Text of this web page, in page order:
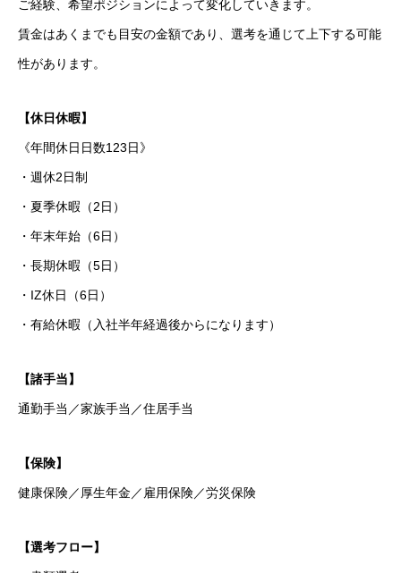
ご経験、希望ポジションによって変化していきます。
賃金はあくまでも目安の金額であり、選考を通じて上下する可能
性があります。
【休日休暇】
《年間休日日数123日》
・週休2日制
・夏季休暇（2日）
・年末年始（6日）
・長期休暇（5日）
・IZ休日（6日）
・有給休暇（入社半年経過後からになります）
【諸手当】
通勤手当／家族手当／住居手当
【保険】
健康保険／厚生年金／雇用保険／労災保険
【選考フロー】